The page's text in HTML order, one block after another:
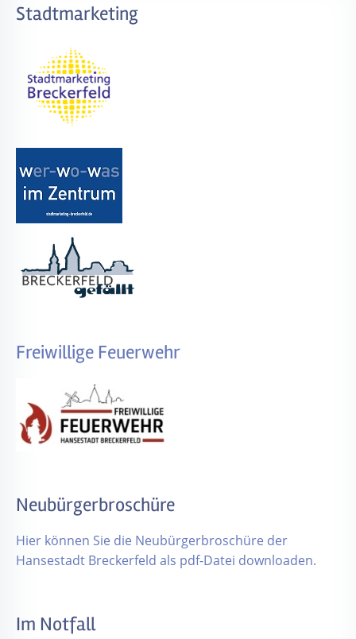
Stadtmarketing
Freiwillige Feuerwehr
Neubürgerbroschüre
Hier können Sie die Neubürgerbroschüre der
Hansestadt Breckerfeld als pdf-Datei downloaden.
Im Notfall